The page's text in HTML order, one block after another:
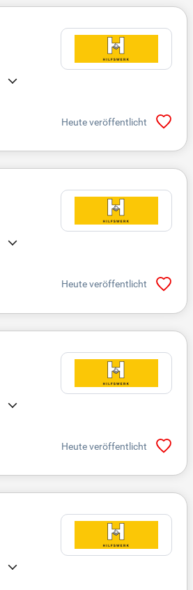
Heute veröffentlicht
Heute veröffentlicht
Heute veröffentlicht